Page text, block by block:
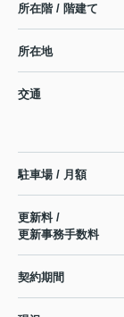
所在階 / 階建て
所在地
交通
駐車場 / 月額
更新料 /
更新事務手数料
契約期間